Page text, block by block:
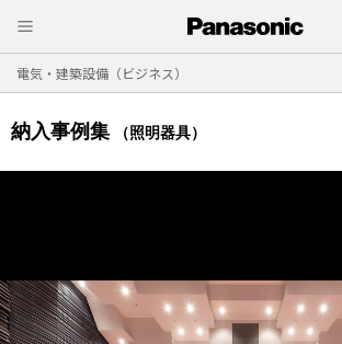
電気・建築設備（ビジネス）
納入事例集 （照明器具）